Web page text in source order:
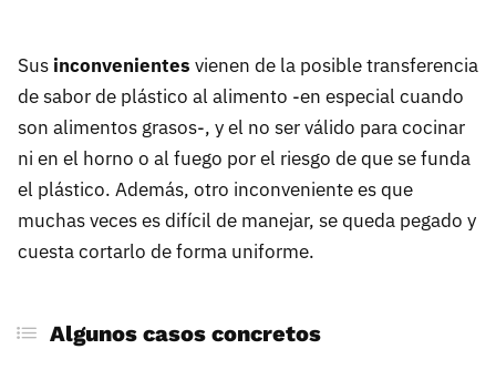
Sus inconvenientes vienen de la posible transferencia
de sabor de plástico al alimento -en especial cuando
son alimentos grasos-, y el no ser válido para cocinar
ni en el horno o al fuego por el riesgo de que se funda
el plástico. Además, otro inconveniente es que
muchas veces es difícil de manejar, se queda pegado y
cuesta cortarlo de forma uniforme.
Algunos casos concretos